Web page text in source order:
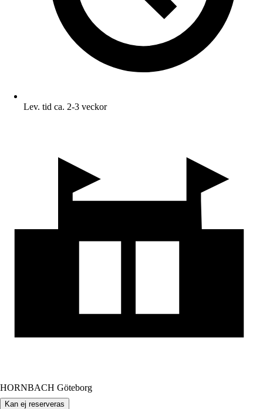
Lev. tid ca. 2-3 veckor
HORNBACH Göteborg
Kan ej reserveras